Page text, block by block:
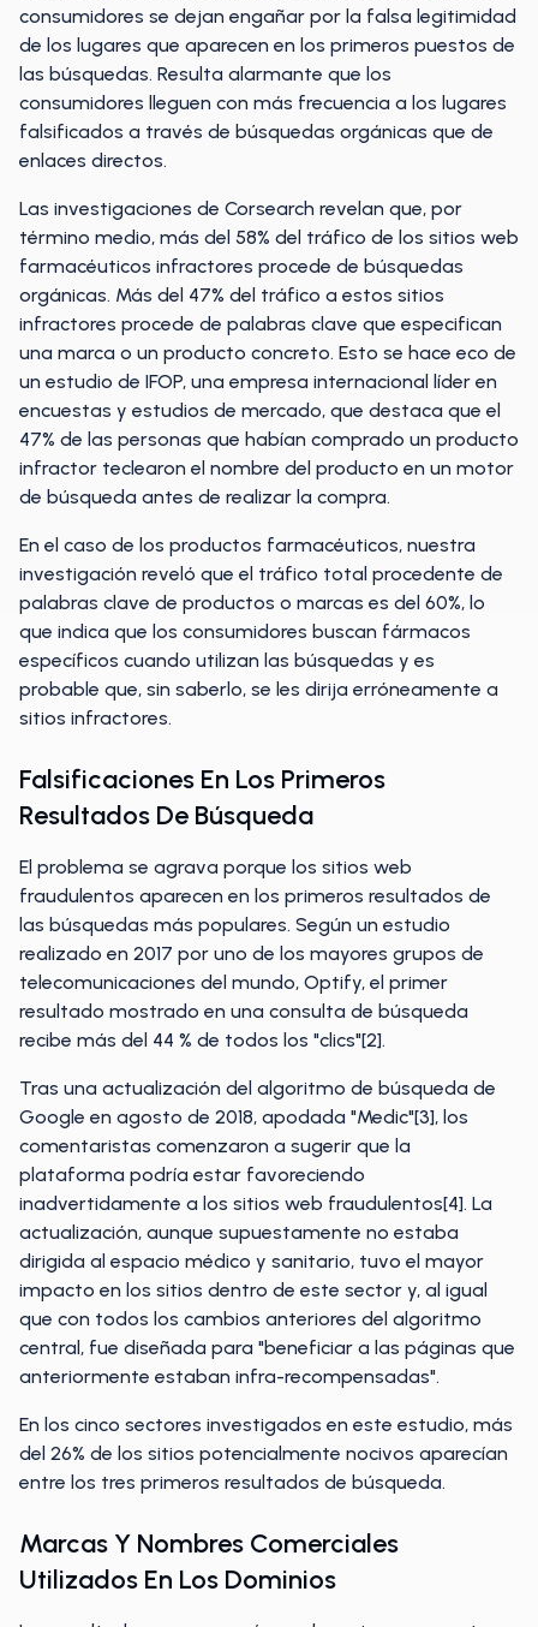
consumidores se dejan engañar por la falsa legitimidad
de los lugares que aparecen en los primeros puestos de
las búsquedas. Resulta alarmante que los
consumidores lleguen con más frecuencia a los lugares
falsificados a través de búsquedas orgánicas que de
enlaces directos.
Las investigaciones de Corsearch revelan que, por
término medio, más del 58% del tráfico de los sitios web
farmacéuticos infractores procede de búsquedas
orgánicas. Más del 47% del tráfico a estos sitios
infractores procede de palabras clave que especifican
una marca o un producto concreto. Esto se hace eco de
un estudio de IFOP, una empresa internacional líder en
encuestas y estudios de mercado, que destaca que el
47% de las personas que habían comprado un producto
infractor teclearon el nombre del producto en un motor
de búsqueda antes de realizar la compra.
En el caso de los productos farmacéuticos, nuestra
investigación reveló que el tráfico total procedente de
palabras clave de productos o marcas es del 60%, lo
que indica que los consumidores buscan fármacos
específicos cuando utilizan las búsquedas y es
probable que, sin saberlo, se les dirija erróneamente a
sitios infractores.
Falsificaciones En Los Primeros
Resultados De Búsqueda
El problema se agrava porque los sitios web
fraudulentos aparecen en los primeros resultados de
las búsquedas más populares. Según un estudio
realizado en 2017 por uno de los mayores grupos de
telecomunicaciones del mundo, Optify, el primer
resultado mostrado en una consulta de búsqueda
recibe más del 44 % de todos los "clics"[2].
Tras una actualización del algoritmo de búsqueda de
Google en agosto de 2018, apodada "Medic"[3], los
comentaristas comenzaron a sugerir que la
plataforma podría estar favoreciendo
inadvertidamente a los sitios web fraudulentos[4]. La
actualización, aunque supuestamente no estaba
dirigida al espacio médico y sanitario, tuvo el mayor
impacto en los sitios dentro de este sector y, al igual
que con todos los cambios anteriores del algoritmo
central, fue diseñada para "beneficiar a las páginas que
anteriormente estaban infra-recompensadas".
En los cinco sectores investigados en este estudio, más
del 26% de los sitios potencialmente nocivos aparecían
entre los tres primeros resultados de búsqueda.
Marcas Y Nombres Comerciales
Utilizados En Los Dominios